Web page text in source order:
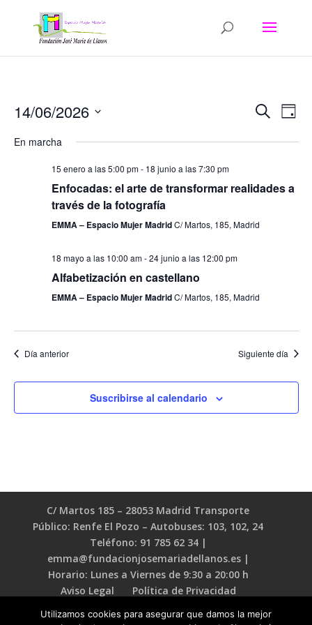
vistas
de
Buscar
de
Día
14/06/2026
fecha.
En marcha
15 enero a las 5:00 pm- 18 junio a las 7:30 pm
Enfocadas: el arte de transformar realidades a
través de la fotografía
EMMA – Espacio Mujer MadridC/ Martos, 185, Madrid
18 mayo a las 10:00 am-24 junio a las 12:00 pm
Alfabetización en castellano
EMMA – Espacio Mujer MadridC/ Martos, 185, Madrid
Día anterior Siguiente día
Suscribirse al calendario
C/ Martos 185 – 28053 Madrid Transporte
Público: Renfe El Pozo – Autobuses: 103, 102, 24
Teléfono: 91 785 62 34 |
emma@fundacionjosemariadellanos.es |
Horario: Lunes a Viernes de 9:30 a 20:00 h
Aviso Legal
Política de Privacidad
Utilizamos cookies para asegurar que damos la mejor